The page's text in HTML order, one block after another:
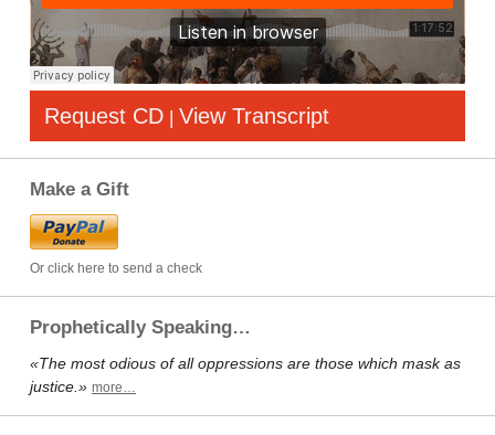
Request CD | View Transcript
Make a Gift
Or click here to send a check
Prophetically Speaking…
«The most odious of all oppressions are those which mask as
justice.» more…